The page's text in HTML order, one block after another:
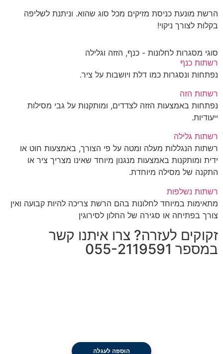
הרשת מונעת כניסת מזיקים מכל סוג שהוא. וניתנת לשליפה
בקלות לצורך ניקוי!
סוגי מסגרות לחלונות - כנף, הזזה וגלילה
רשתות כנף
נפתחות ונסגרות כמו דלת ויושבות על ציר.
רשתות הזה
נפתחות באמצעות הזזה לצדדים, ומותקנות על גבי מסילות
ייעודיות.
רשתות גלילה
רשתות הנגללות מעלה ומטה על פי הצורך, באמצעות חוט או
ידית ומותקנות באמצעות מנגנון מיוחד שאינו מצריך ציר או
התקנה של מסילה מיוחדת.
רשתות נשלפות
מתאימות במיוחד לחלונות בהם הרשת צריכה להיות קבועה ואין
צורך בפתיחה או סגירה של החלון לסירוגין
זקוקים לעזרה? צרו איתנו קשר
במספר 055-2119591
הוספה לעגלה